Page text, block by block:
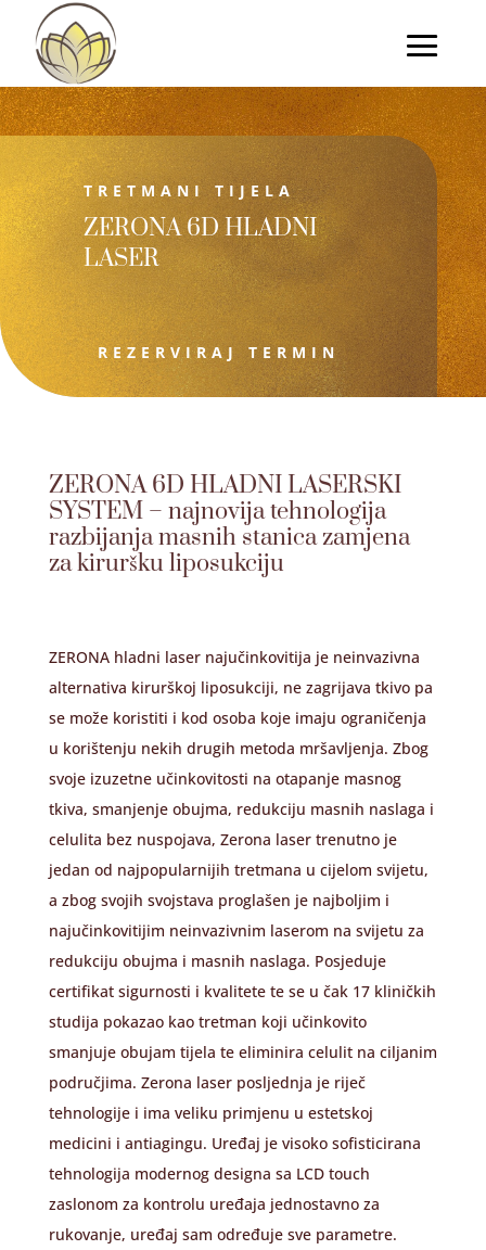
TRETMANI TIJELA
ZERONA 6D HLADNI
LASER
REZERVIRAJ TERMIN
ZERONA 6D HLADNI LASERSKI
SYSTEM – najnovija tehnologija
razbijanja masnih stanica zamjena
za kiruršku liposukciju
ZERONA hladni laser najučinkovitija je neinvazivna
alternativa kirurškoj liposukciji, ne zagrijava tkivo pa
se može koristiti i kod osoba koje imaju ograničenja
u korištenju nekih drugih metoda mršavljenja. Zbog
svoje izuzetne učinkovitosti na otapanje masnog
tkiva, smanjenje obujma, redukciju masnih naslaga i
celulita bez nuspojava, Zerona laser trenutno je
jedan od najpopularnijih tretmana u cijelom svijetu,
a zbog svojih svojstava proglašen je najboljim i
najučinkovitijim neinvazivnim laserom na svijetu za
redukciju obujma i masnih naslaga. Posjeduje
certifikat sigurnosti i kvalitete te se u čak 17 kliničkih
studija pokazao kao tretman koji učinkovito
smanjuje obujam tijela te eliminira celulit na ciljanim
područjima. Zerona laser posljednja je riječ
tehnologije i ima veliku primjenu u estetskoj
medicini i antiagingu. Uređaj je visoko sofisticirana
tehnologija modernog designa sa LCD touch
zaslonom za kontrolu uređaja jednostavno za
rukovanje, uređaj sam određuje sve parametre.